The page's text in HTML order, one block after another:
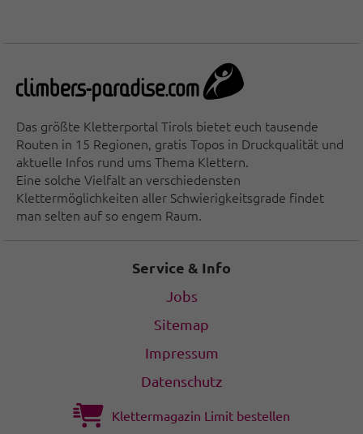
Das größte Kletterportal Tirols bietet euch tausende
Routen in 15 Regionen, gratis Topos in Druckqualität und
aktuelle Infos rund ums Thema Klettern.
Eine solche Vielfalt an verschiedensten
Klettermöglichkeiten aller Schwierigkeitsgrade findet
man selten auf so engem Raum.
Service & Info
Jobs
Sitemap
Impressum
Datenschutz
Klettermagazin Limit bestellen